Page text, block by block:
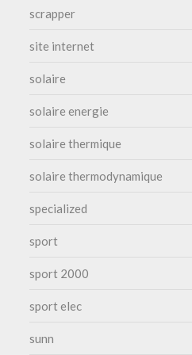
scrapper
site internet
solaire
solaire energie
solaire thermique
solaire thermodynamique
specialized
sport
sport 2000
sport elec
sunn